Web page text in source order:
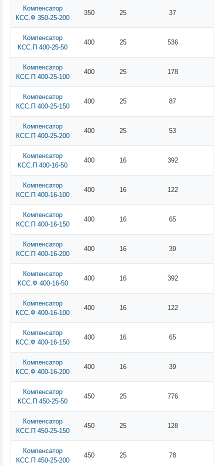
Компенсатор
КСС.Ф 350-25-200
350 25 37
Компенсатор
КСС.П 400-25-50
400 25 536
Компенсатор
КСС.П 400-25-100
400 25 178
Компенсатор
КСС.П 400-25-150
400 25 87
Компенсатор
КСС.П 400-25-200
400 25 53
Компенсатор
КСС.П 400-16-50
400 16 392
Компенсатор
КСС.П 400-16-100
400 16 122
Компенсатор
КСС.П 400-16-150
400 16 65
Компенсатор
КСС.П 400-16-200
400 16 39
Компенсатор
КСС.Ф 400-16-50
400 16 392
Компенсатор
КСС.Ф 400-16-100
400 16 122
Компенсатор
КСС.Ф 400-16-150
400 16 65
Компенсатор
КСС.Ф 400-16-200
400 16 39
Компенсатор
КСС.П 450-25-50
450 25 776
Компенсатор
КСС.П 450-25-150
450 25 128
Компенсатор
КСС.П 450-25-200
450 25 78